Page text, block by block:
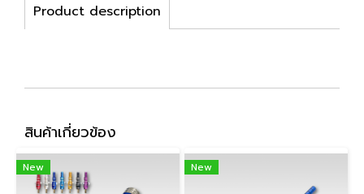
Product description
สินค้าเกี่ยวข้อง
New New